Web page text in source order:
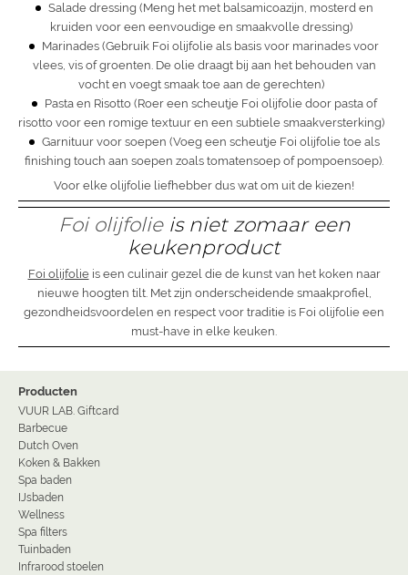
Salade dressing (Meng het met balsamicoazijn, mosterd en
kruiden voor een eenvoudige en smaakvolle dressing)
Marinades (Gebruik Foi olijfolie als basis voor marinades voor
vlees, vis of groenten. De olie draagt bij aan het behouden van
vocht en voegt smaak toe aan de gerechten)
Pasta en Risotto (Roer een scheutje Foi olijfolie door pasta of
risotto voor een romige textuur en een subtiele smaakversterking)
Garnituur voor soepen (Voeg een scheutje Foi olijfolietoe als
finishing touch aan soepen zoals tomatensoep of pompoensoep).
Voor elke olijfolie liefhebber dus wat om uit de kiezen!
Foi olijfolieis niet zomaar een
keukenproduct
Foi olijfolieis een culinair gezel die de kunst van het koken naar
nieuwe hoogten tilt. Met zijn onderscheidende smaakprofiel,
gezondheidsvoordelen en respect voor traditie is Foi olijfolie een
must-have in elke keuken.
Producten
VUUR LAB. Giftcard
Barbecue
Dutch Oven
Koken & Bakken
Spa baden
IJsbaden
Wellness
Spa filters
Tuinbaden
Infrarood stoelen